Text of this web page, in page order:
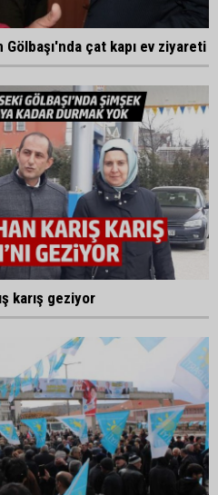
Gölbaşı'nda çat kapı ev ziyareti
karış geziyor